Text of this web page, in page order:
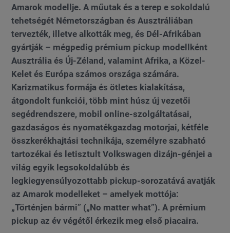
Amarok modellje. A műutak és a terep e sokoldalú
tehetségét Németországban és Ausztráliában
tervezték, illetve alkották meg, és Dél-Afrikában
gyártják – mégpedig prémium pickup modellként
Ausztrália és Új-Zéland, valamint Afrika, a Közel-
Kelet és Európa számos országa számára.
Karizmatikus formája és ötletes kialakítása,
átgondolt funkciói, több mint húsz új vezetői
segédrendszere, mobil online-szolgáltatásai,
gazdaságos és nyomatékgazdag motorjai, kétféle
összkerékhajtási technikája, személyre szabható
tartozékai és letisztult Volkswagen dizájn-génjei a
világ egyik legsokoldalúbb és
legkiegyensúlyozottabb pickup-sorozatává avatják
az Amarok modelleket – amelyek mottója:
„Történjen bármi” („No matter what”). A prémium
pickup az év végétől érkezik meg első piacaira.